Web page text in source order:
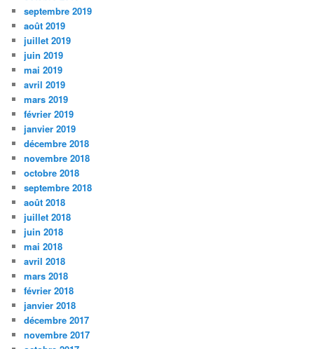
septembre 2019
août 2019
juillet 2019
juin 2019
mai 2019
avril 2019
mars 2019
février 2019
janvier 2019
décembre 2018
novembre 2018
octobre 2018
septembre 2018
août 2018
juillet 2018
juin 2018
mai 2018
avril 2018
mars 2018
février 2018
janvier 2018
décembre 2017
novembre 2017